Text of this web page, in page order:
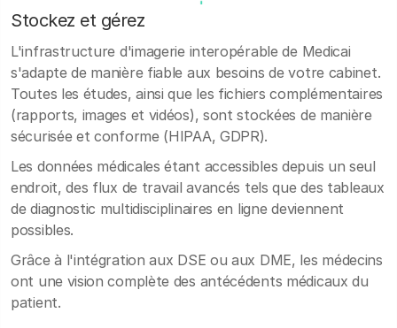
Stockez et gérez
L'infrastructure d'imagerie interopérable de Medicai
s'adapte de manière fiable aux besoins de votre cabinet.
Toutes les études, ainsi que les fichiers complémentaires
(rapports, images et vidéos), sont stockées de manière
sécurisée et conforme (HIPAA, GDPR).
Les données médicales étant accessibles depuis un seul
endroit, des flux de travail avancés tels que des tableaux
de diagnostic multidisciplinaires en ligne deviennent
possibles.
Grâce à l'intégration aux DSE ou aux DME, les médecins
ont une vision complète des antécédents médicaux du
patient.